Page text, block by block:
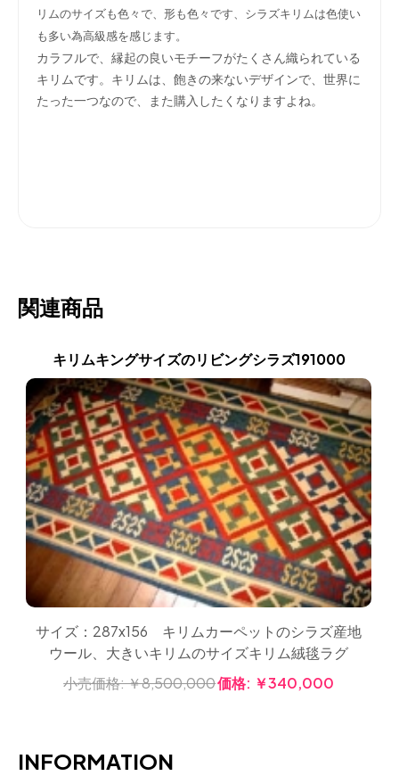
リムのサイズも色々で、形も色々です、シラズキリムは色使い
も多い為高級感を感じます。
カラフルで、縁起の良いモチーフがたくさん織られている
キリムです。キリムは、飽きの来ないデザインで、世界に
たった一つなので、また購入したくなりますよね。
関連商品
キリムキングサイズのリビングシラズ191000
サイズ：287x156 キリムカーペットのシラズ産地
ウール、大きいキリムのサイズキリム絨毯ラグ
小売価格:￥8,500,000価格: ￥340,000
INFORMATION